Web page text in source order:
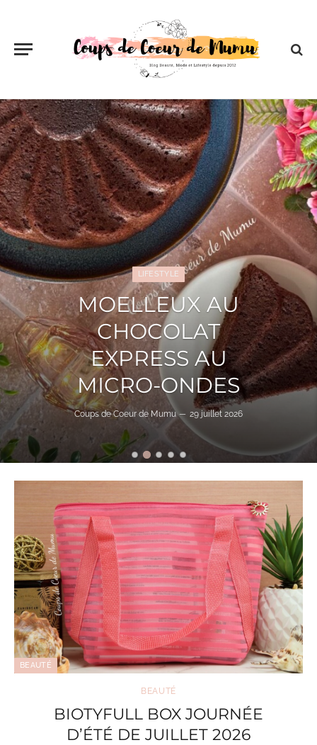
BEAUTÉ
PRESCRIPTION
LAB X ALGOLOGIE
DE JUILLET 2026
Coups de Coeur de Mumu 27 juillet 2026
BEAUTÉ
BEAUTÉ
BIOTYFULL BOX JOURNÉE
D’ÉTÉ DE JUILLET 2026